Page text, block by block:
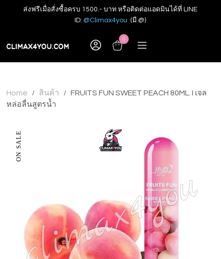
ส่งฟรีเมื่อสั่งซื้อครบ 1500.- บาท หรือติดต่อแอดมินได้ที่ LINE
ID: @Climax4you (มี @)
0
Home / สินค้า /
FRUITS FUN SWEET PEACH 80ML. I เจล
หล่อลื่นสูตรน้ำ
ON SALE